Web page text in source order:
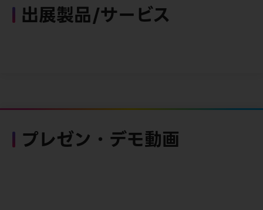
出展製品/サービス
プレゼン・デモ動画